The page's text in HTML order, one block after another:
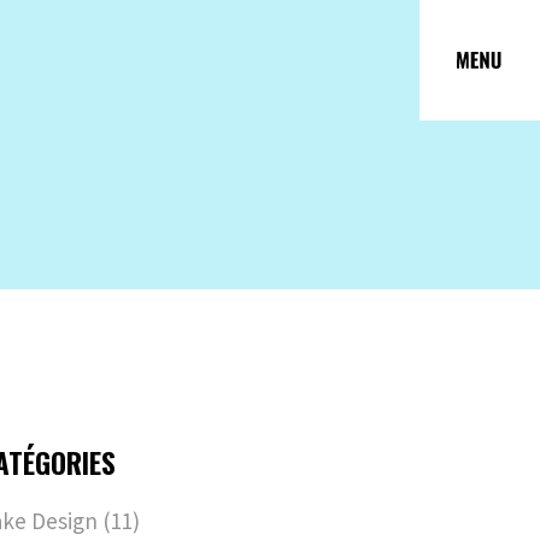
Design (11)